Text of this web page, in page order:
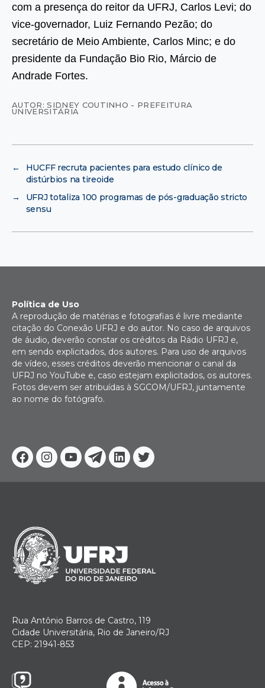
com a presença do reitor da UFRJ, Carlos Levi; do
vice-governador, Luiz Fernando Pezão; do
secretário de Meio Ambiente, Carlos Minc; e do
presidente da Fundação Bio Rio, Márcio de
Andrade Fortes.
AUTOR: SIDNEY COUTINHO - PREFEITURA
UNIVERSITÁRIA
←
HUCFF recruta pacientes para estudo clínico de
distúrbios na tireoide
→
UFRJ totaliza 100 programas de pós-graduação stricto
sensu
Facebook
Instagram
YoutubeTelegram
Linkedin
Twitter
Política de Uso
A reprodução de matérias e fotografias é livre mediante
citação do Conexão UFRJ e do autor. No caso de arquivos
de áudio, deverão constar os créditos da Rádio UFRJ e,
em sendo explicitados, dos autores. Para uso de arquivos
de vídeo, esses créditos deverão mencionar o canal da
UFRJ no YouTube e, caso estejam explicitados, os autores.
Fotos devem ser atribuídas à SGCOM/UFRJ, juntamente
ao nome do fotógrafo.
Rua Antônio Barros de Castro, 119
Cidade Universitária, Rio de Janeiro/RJ
CEP: 21941-853